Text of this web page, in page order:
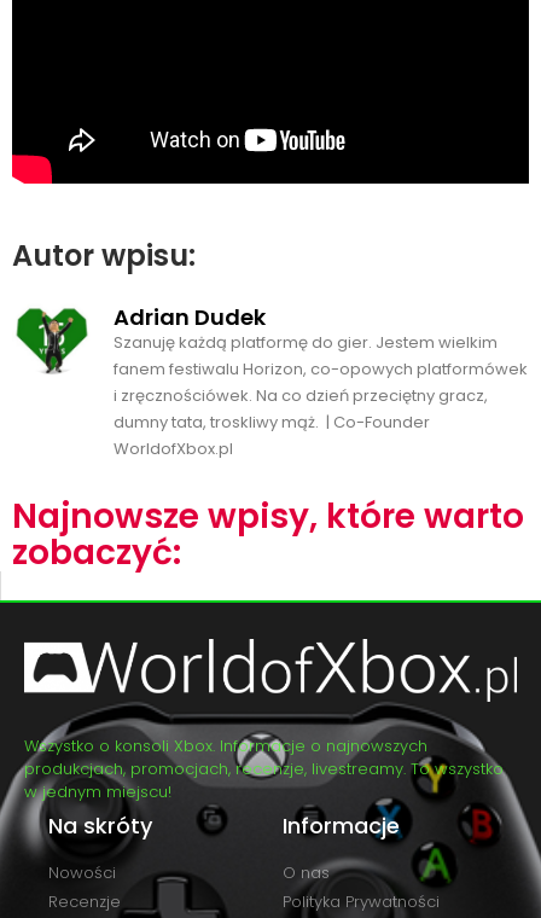
Autor wpisu:
Adrian Dudek
Szanuję każdą platformę do gier. Jestem wielkim
fanem festiwalu Horizon, co-opowych platformówek
i zręcznościówek. Na co dzień przeciętny gracz,
dumny tata, troskliwy mąż. | Co-Founder
WorldofXbox.pl
Najnowsze wpisy, które warto
zobaczyć:
Wszystko o konsoli Xbox. Informacje o najnowszych
produkcjach, promocjach, recenzje, livestreamy. To wszystko
w jednym miejscu!
Na skróty
Nowości
Recenzje
Informacje
O nas
Polityka Prywatności